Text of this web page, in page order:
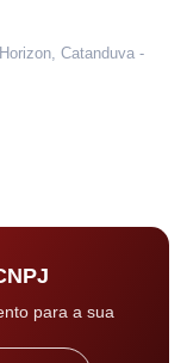
Catanduva -
para a sua